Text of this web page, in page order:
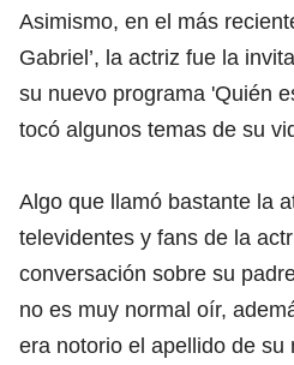
Asimismo, en el más
Gabriel’, la actriz fue la
su nuevo programa 'Quién
tocó algunos temas de su
Algo que llamó bastante la
televidentes y fans de la
conversación sobre su
no es muy normal oír,
era notorio el apellido de su